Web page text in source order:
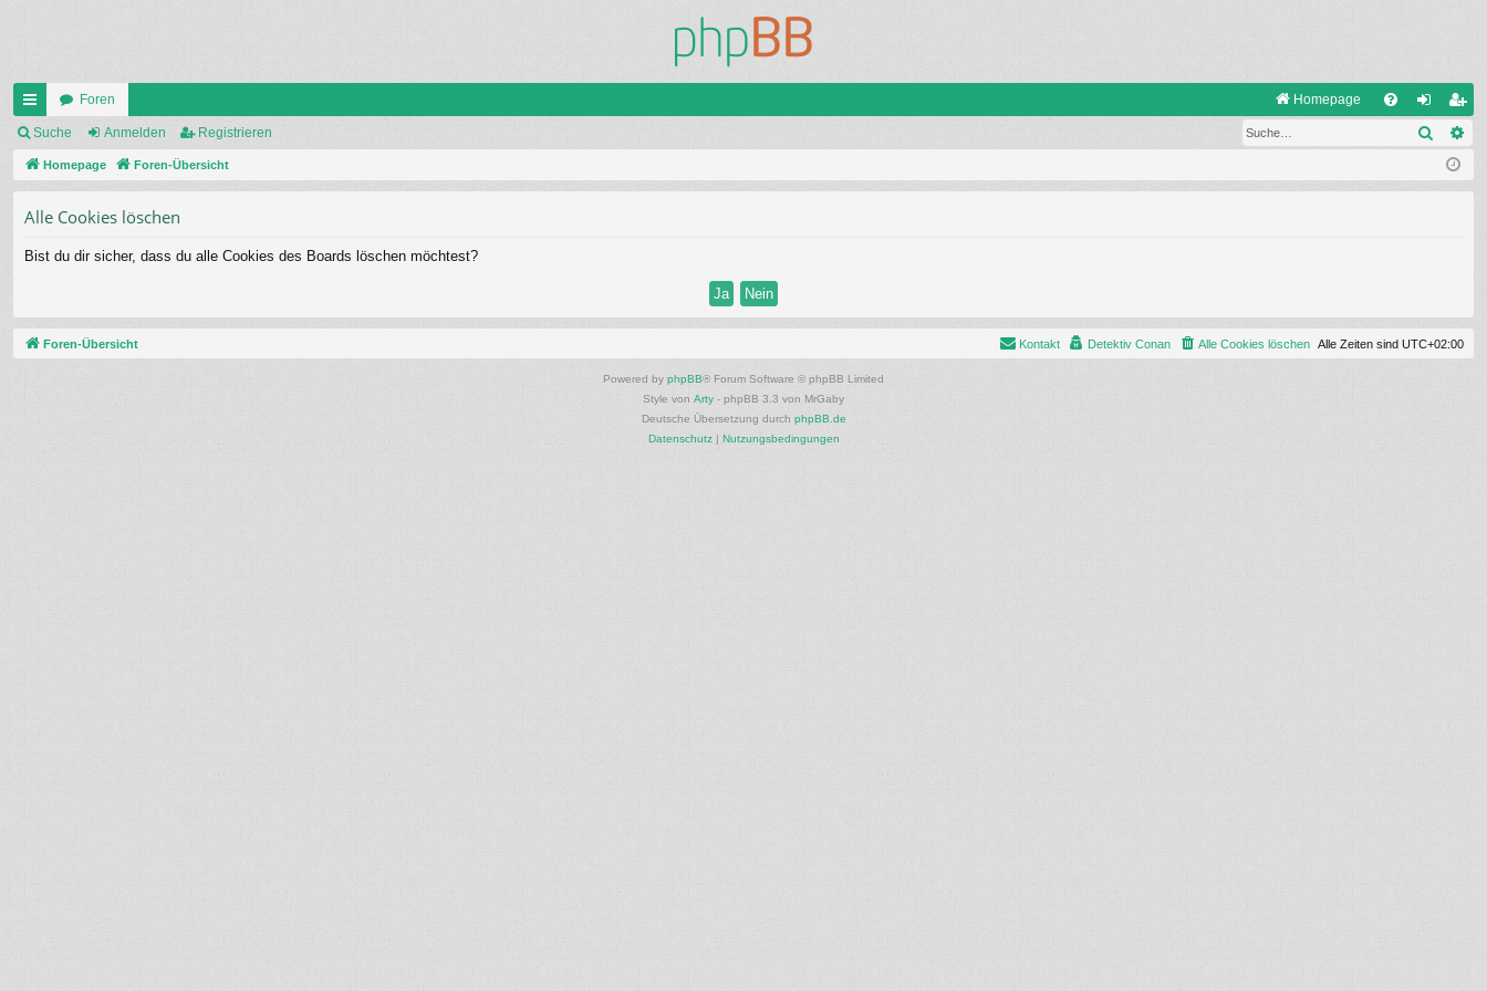
ch
ne
riff
Foren Homepage
n eg
ist
Suche Anmelden Registrieren Suche
Homepage Foren-Übersicht
Alle Cookies löschen
Bist du dir sicher, dass du alle Cookies des Boards löschen möchtest?
Foren-Übersicht Alle Zeiten sind UTC+02:00
Alle Cookies löschen
Detektiv Conan
Kontakt
Powered by phpBB® Forum Software © phpBB Limited
Style von Arty - phpBB 3.3 von MrGaby
Deutsche Übersetzung durch phpBB.de
Datenschutz| Nutzungsbedingungen